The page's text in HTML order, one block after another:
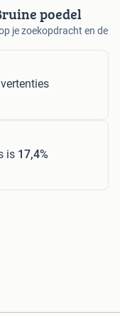
poedel
je zoekopdracht en de
is 17,4%